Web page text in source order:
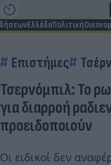
ΕλλάδαΠολιτική
Επιστήμες
Τσερνόμπιλ: Το
για διαρροή
προειδοποιούν
Οι ειδικοί δεν